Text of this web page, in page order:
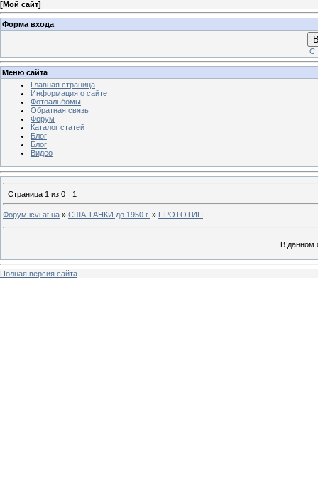
[Мой сайт]
Форма входа
Меню сайта
Главная страница
Информация о сайте
Фотоальбомы
Обратная связь
Форум
Каталог статей
Блог
Блог
Видео
Страница 1 из 0 1
Форум icvi.at.ua » США ТАНКИ до 1950 г. » ПРОТОТИП
В данном
Полная версия сайта